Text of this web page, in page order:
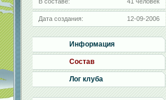
Дата создания: 12-09-2006
Информация
Состав
Лог клуба